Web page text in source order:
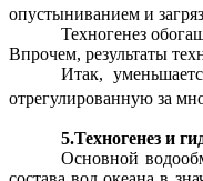
опустыниванием и
Техногенез
Впрочем, результаты
Итак,
отрегулированную за
5.Техногенез и
Основной